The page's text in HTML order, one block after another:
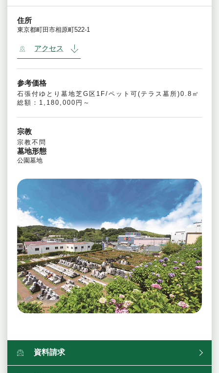
住所
東京都町田市相原町522-1
アクセス
参考価格
石張付ゆとり墓地芝G区1F/ペット可(テラス墓所)0.8㎡
総額：1,180,000円～
宗教
宗教不問
墓地形態
公園墓地
資料請求